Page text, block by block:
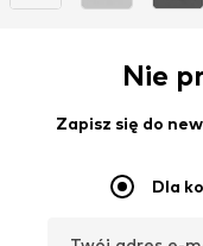
Nie
Zapisz się do
Dla